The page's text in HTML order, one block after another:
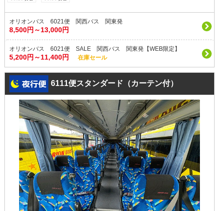
オリオンバス 6021便 関西バス 関東発
8,500円～13,000円
オリオンバス 6021便 SALE 関西バス 関東発【WEB限定】
5,200円～11,400円 在庫セール
6111便スタンダード（カーテン付）